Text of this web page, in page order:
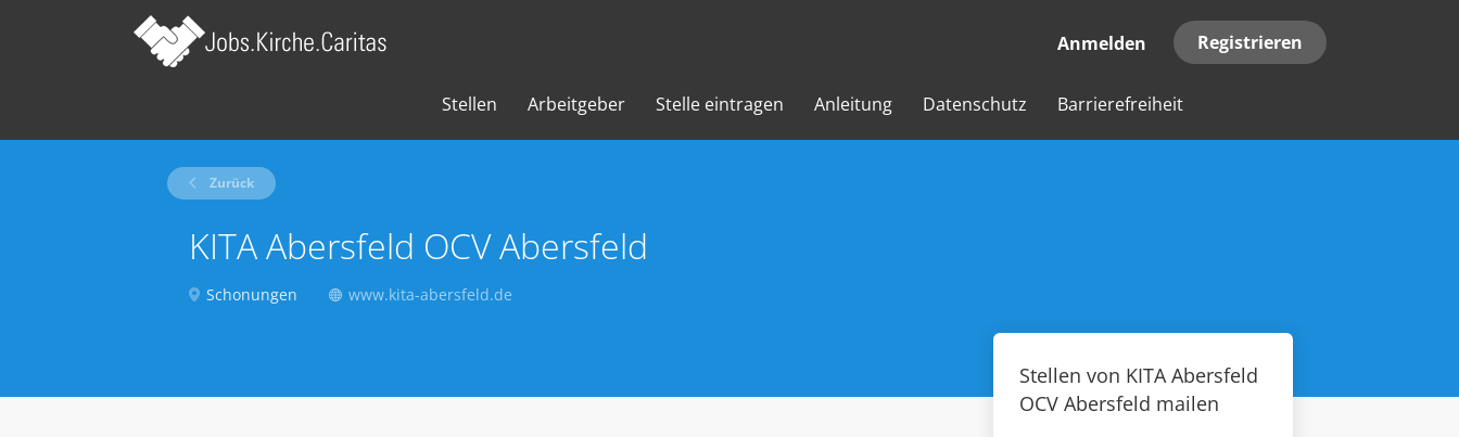
Anmelden Registrieren
Stellen Arbeitgeber Stelle eintragen Anleitung Datenschutz Barrierefreiheit
Zurück
KITA Abersfeld OCV Abersfeld
Schonungen www.kita-abersfeld.de
Stellen von KITA Abersfeld
OCV Abersfeld mailen